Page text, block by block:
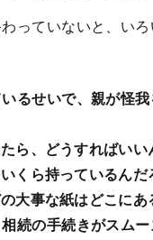
わっていないと、い
いるせいで、親が怪
ら、どうすればいい
くら持っているんだ
大事な紙はどこにあ
相続の手続きがスム